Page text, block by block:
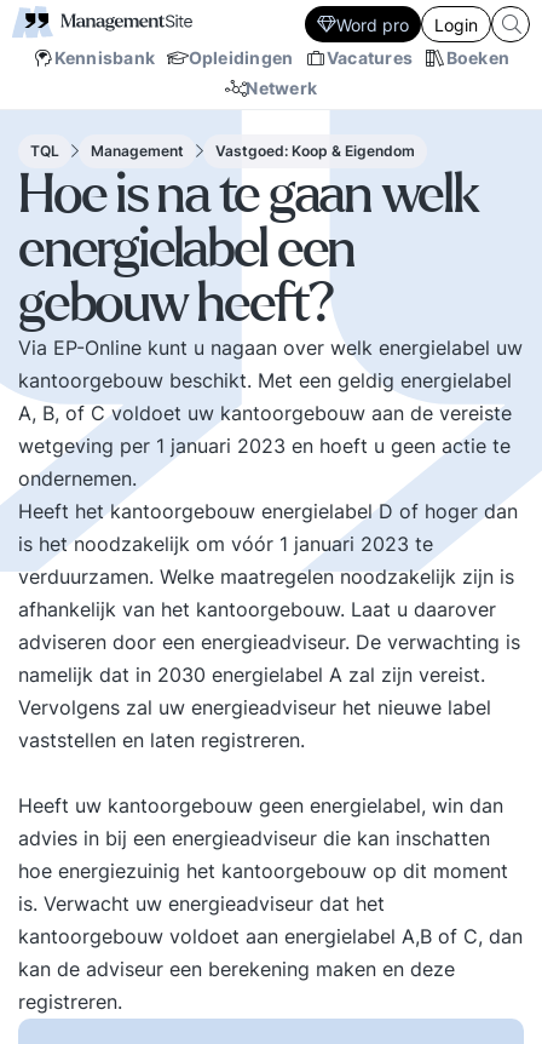
Kennisbank Opleidingen Vacatures
Boeken
Netwerk
Word pro Login
TQL Management Vastgoed: Koop & Eigendom
Hoe is na te gaan welk
energielabel een
gebouw heeft?
Via EP-Online kunt u nagaan over welk energielabel uw
kantoorgebouw beschikt. Met een geldig energielabel
A, B, of C voldoet uw kantoorgebouw aan de vereiste
wetgeving per 1 januari 2023 en hoeft u geen actie te
ondernemen.
Heeft het kantoorgebouw energielabel D of hoger dan
is het noodzakelijk om vóór 1 januari 2023 te
verduurzamen. Welke maatregelen noodzakelijk zijn is
afhankelijk van het kantoorgebouw. Laat u daarover
adviseren door een energieadviseur. De verwachting is
namelijk dat in 2030 energielabel A zal zijn vereist.
Vervolgens zal uw energieadviseur het nieuwe label
vaststellen en laten registreren.
Heeft uw kantoorgebouw geen energielabel, win dan
advies in bij een energieadviseur die kan inschatten
hoe energiezuinig het kantoorgebouw op dit moment
is. Verwacht uw energieadviseur dat het
kantoorgebouw voldoet aan energielabel A,B of C, dan
kan de adviseur een berekening maken en deze
registreren.